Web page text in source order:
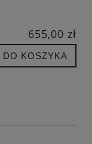
655,00 zł
DO KOSZYKA